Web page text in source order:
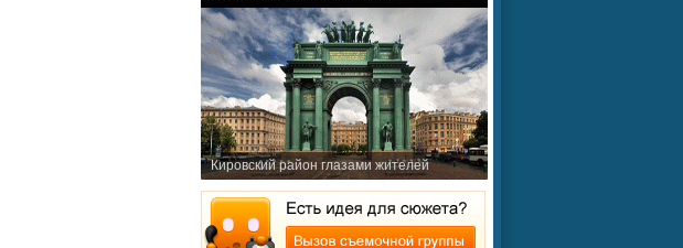
Кировский район глазами жителей
Сайт доступен для
мобильных устройств